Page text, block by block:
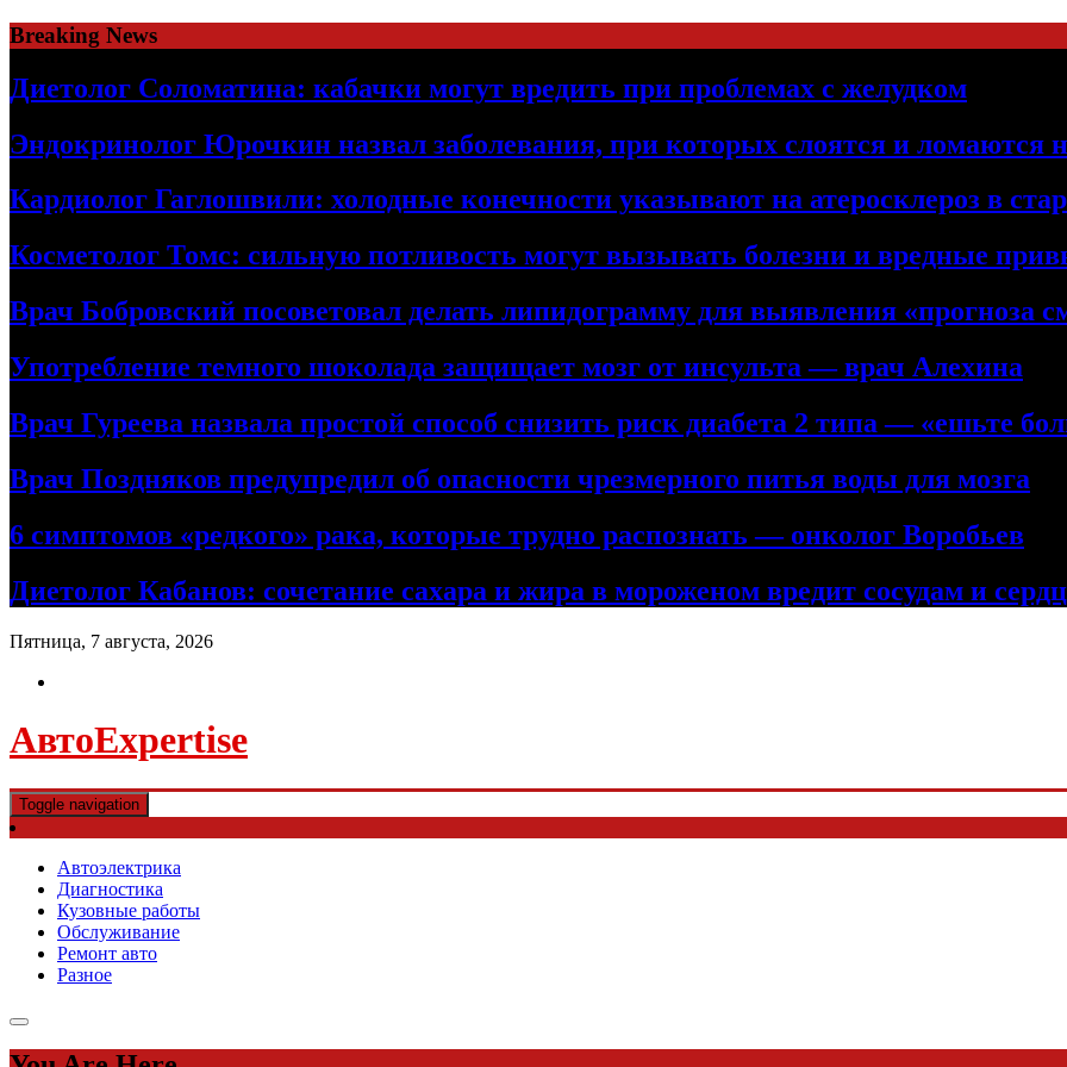
Skip
to
content
Breaking News
Диетолог Соломатина: кабачки могут вредить при проблемах с желудком
Эндокринолог Юрочкин назвал заболевания, при которых слоятся и ломаются
Кардиолог Гаглошвили: холодные конечности указывают на атеросклероз в
Косметолог Томс: сильную потливость могут вызывать болезни и вредные
Врач Бобровский посоветовал делать липидограмму для выявления «прогноза
Употребление темного шоколада защищает мозг от инсульта — врач Алехина
Врач Гуреева назвала простой способ снизить риск диабета 2 типа — «ешьте
Врач Поздняков предупредил об опасности чрезмерного питья воды для мозга
6 симптомов «редкого» рака, которые трудно распознать — онколог Воробьев
Диетолог Кабанов: сочетание сахара и жира в мороженом вредит сосудам и
Пятница, 7 августа, 2026
АвтоExpertise
Toggle navigation
Автоэлектрика
Диагностика
Кузовные работы
Обслуживание
Ремонт авто
Разное